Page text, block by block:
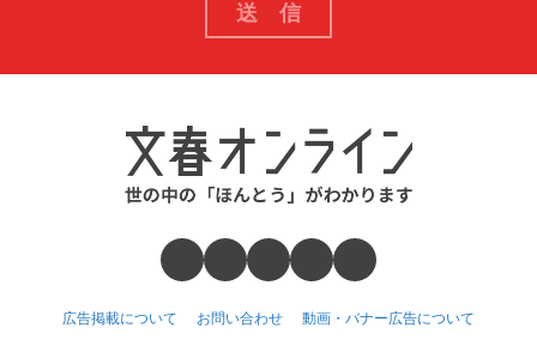
広告掲載について お問い合わせ 動画・バナー広告について